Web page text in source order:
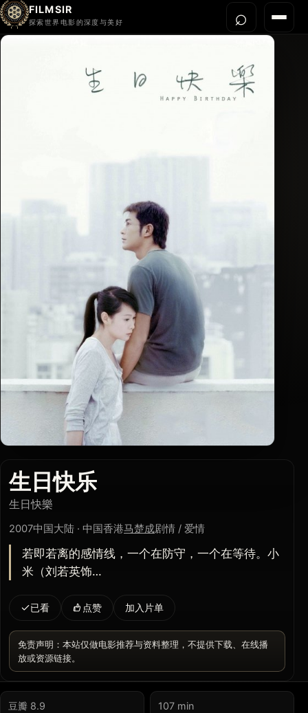
FILMSIR
探索世界电影的深度与美好 菜单
关于我们
⌕打开
生日快乐
生日快樂
2007中国大陆 · 中国香港马楚成剧情 / 爱情
若即若离的感情线，一个在防守，一个在等待。小
米（刘若英饰…
已看 点赞 加入片单
免责声明：本站仅做电影推荐与资料整理，不提供下载、在线播
放或资源链接。
豆瓣 8.9 107 min